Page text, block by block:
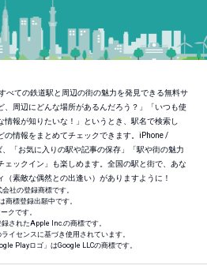
べての鉄道駅と周辺の街の魅力を発見できる無料サ
、周辺にどんな場所があるんだろう？」「いつも使
情報が知りたいな！」というとき、駅名で検索し
の情報をまとめてチェックできます。iPhone /
「お気に入りの駅や記事の保存」「駅や街の魅力
ェックイン」も楽しめます。全国の駅と街で、あな
素敵な偶然との出逢い）がありますように！
社の登録商標です。
商標登録出願中です。
クです。
されたApple Inc.の商標です。
イセンスに基づき使用されています。
Playロゴ」はGoogle LLCの商標です。